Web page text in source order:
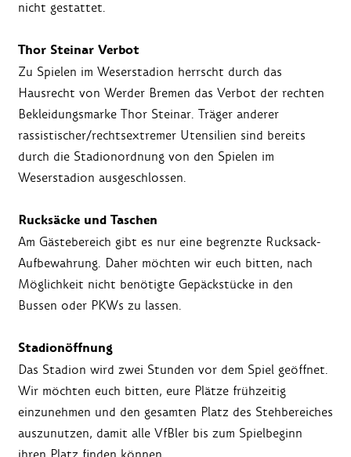
nicht gestattet.
Thor Steinar Verbot
Zu Spielen im Weserstadion herrscht durch das
Hausrecht von Werder Bremen das Verbot der rechten
Bekleidungsmarke Thor Steinar. Träger anderer
rassistischer/rechtsextremer Utensilien sind bereits
durch die Stadionordnung von den Spielen im
Weserstadion ausgeschlossen.
Rucksäcke und Taschen
Am Gästebereich gibt es nur eine begrenzte Rucksack-
Aufbewahrung. Daher möchten wir euch bitten, nach
Möglichkeit nicht benötigte Gepäckstücke in den
Bussen oder PKWs zu lassen.
Stadionöffnung
Das Stadion wird zwei Stunden vor dem Spiel geöffnet.
Wir möchten euch bitten, eure Plätze frühzeitig
einzunehmen und den gesamten Platz des Stehbereiches
auszunutzen, damit alle VfBler bis zum Spielbeginn